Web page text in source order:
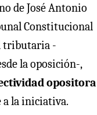
de José Antonio
Constitucional
tributaria -
la oposición-,
opositora
a la iniciativa.